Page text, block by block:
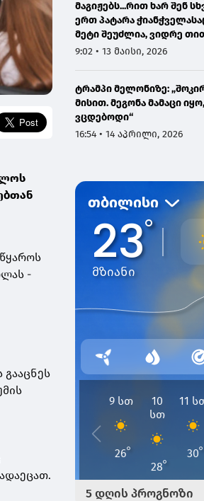
-
მაგიჟებს...რით ხარ შენ
ერთ პატარა
მეტი შეუძლია, ვიდრე
ჩვენგანს...
9:02 • 13 მაისი, 2026
ტრამპი მელონიზე:
მისით. მეგონა მამაცი
ვცდებოდი“
16:54 • 14 აპრილი, 2026